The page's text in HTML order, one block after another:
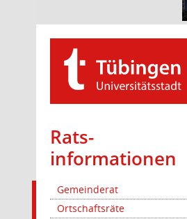
Rats­
informationen
Gemeinderat
Ortschaftsräte